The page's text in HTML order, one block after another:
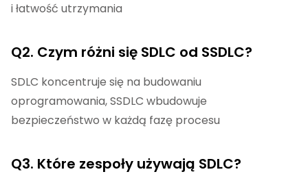
i łatwość utrzymania
Q2. Czym różni się SDLC od SSDLC?
SDLC koncentruje się na budowaniu
oprogramowania, SSDLC wbudowuje
bezpieczeństwo w każdą fazę procesu
Q3. Które zespoły używają SDLC?